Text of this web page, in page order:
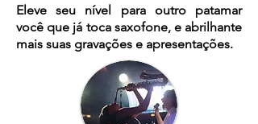
Eleve seu nível para outro patamar
você que já toca saxofone, e abrilhante
mais suas gravações e apresentações.